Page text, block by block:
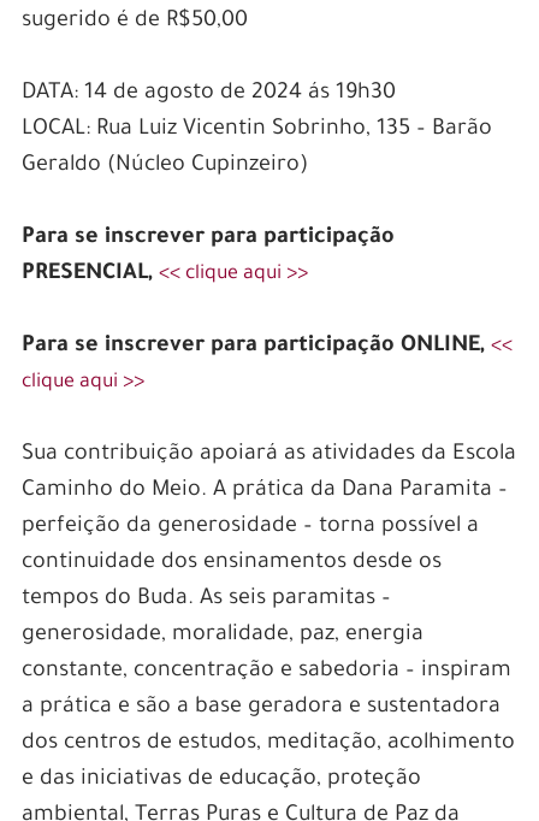
sugerido é de R$50,00
DATA: 14 de agosto de 2024 ás 19h30
LOCAL: Rua Luiz Vicentin Sobrinho, 135 – Barão
Geraldo (Núcleo Cupinzeiro)
Para se inscrever para participação
PRESENCIAL, << clique aqui >>
Para se inscrever para participação ONLINE, <<
clique aqui >>
Sua contribuição apoiará as atividades da Escola
Caminho do Meio. A prática da Dana Paramita –
perfeição da generosidade – torna possível a
continuidade dos ensinamentos desde os
tempos do Buda. As seis paramitas –
generosidade, moralidade, paz, energia
constante, concentração e sabedoria – inspiram
a prática e são a base geradora e sustentadora
dos centros de estudos, meditação, acolhimento
e das iniciativas de educação, proteção